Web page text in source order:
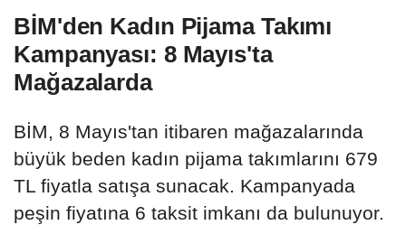
BİM'den Kadın Pijama Takımı
Kampanyası: 8 Mayıs'ta
Mağazalarda
BİM, 8 Mayıs'tan itibaren mağazalarında
büyük beden kadın pijama takımlarını 679
TL fiyatla satışa sunacak. Kampanyada
peşin fiyatına 6 taksit imkanı da bulunuyor.